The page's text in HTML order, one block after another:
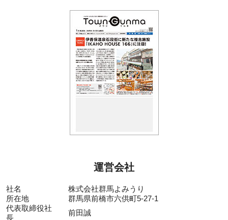
運営会社
社名
株式会社群馬よみうり
所在地
群馬県前橋市六供町5-27-1
代表取締役社
長
前田誠